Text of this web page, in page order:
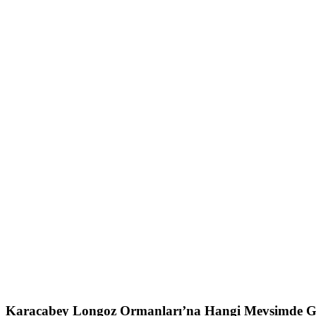
Karacabey Longoz Ormanları’na Hangi Mevsimde